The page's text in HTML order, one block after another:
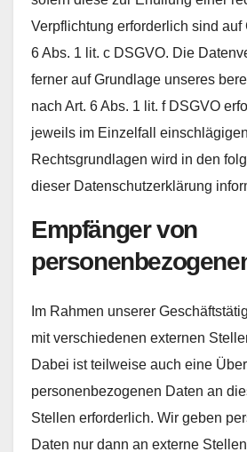
Verpflichtung erforderlich sind auf
6 Abs. 1 lit. c DSGVO. Die
ferner auf Grundlage unseres
nach Art. 6 Abs. 1 lit. f DSGVO
jeweils im Einzelfall einschlägigen
Rechtsgrundlagen wird in den
dieser Datenschutzerklärung
Empfänger von
Im Rahmen unserer
mit verschiedenen externen
Dabei ist teilweise auch eine
personenbezogenen Daten an
Stellen erforderlich. Wir geben
Daten nur dann an externe